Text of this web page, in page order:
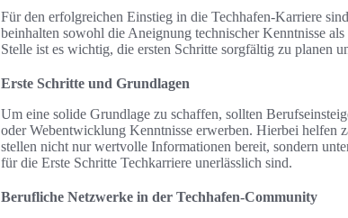
Für den erfolgreichen Einstieg in die Techhafen-Karriere
beinhalten sowohl die Aneignung technischer Kenntnisse
Stelle ist es wichtig, die ersten Schritte sorgfältig zu planen
Erste Schritte und Grundlagen
Um eine solide Grundlage zu schaffen, sollten
oder Webentwicklung Kenntnisse erwerben. Hierbei helfen
stellen nicht nur wertvolle Informationen bereit, sondern
für die Erste Schritte Techkarriere unerlässlich sind.
Berufliche Netzwerke in der Techhafen-Community